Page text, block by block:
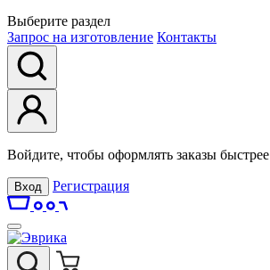
Выберите раздел
Запрос на изготовление Контакты
Войдите, чтобы оформлять заказы быстрее
Вход Регистрация